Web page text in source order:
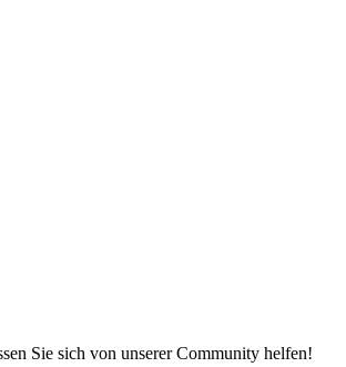
Sie sich von unserer Community helfen!